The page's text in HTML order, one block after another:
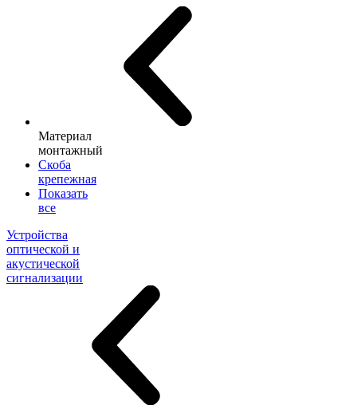
Материал
монтажный
Скоба
крепежная
Показать
все
Устройства
оптической и
акустической
сигнализации